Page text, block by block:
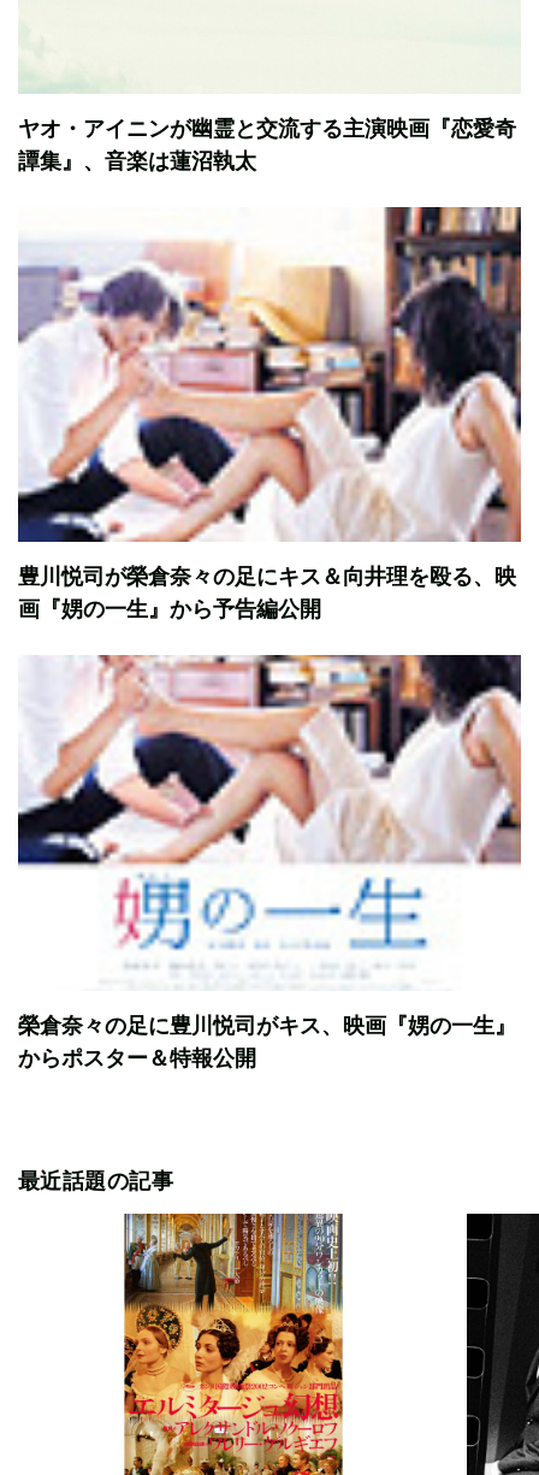
ヤオ・アイニンが幽霊と交流する主演映画『恋愛奇
譚集』、音楽は蓮沼執太
豊川悦司が榮倉奈々の足にキス＆向井理を殴る、映
画『娚の一生』から予告編公開
榮倉奈々の足に豊川悦司がキス、映画『娚の一生』
からポスター＆特報公開
最近話題の記事